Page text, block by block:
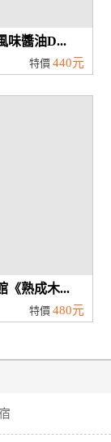
味醬油D...
特價 440元
《熟成木...
特價 480元